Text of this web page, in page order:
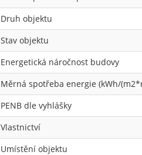
Druh objektu
Stav objektu
Energetická náročnost budovy
Měrná spotřeba energie (kWh/
PENB dle vyhlášky
Vlastnictví
Umístění objektu